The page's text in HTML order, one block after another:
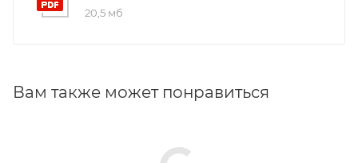
20,5 мб
Вам также может понравиться